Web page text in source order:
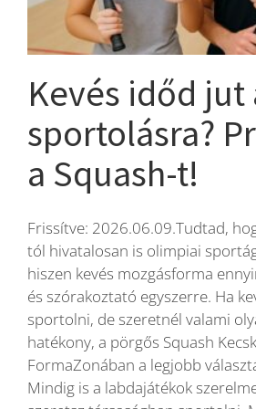
Blog
Wellness
Rólunk
Kapcsolat
Karrier
Kevés időd jut
sportolásra?
a Squash-t!
Frissítve: 2026.06.09.Tudtad,
tól hivatalosan is olimpiai
hiszen kevés mozgásforma
és szórakoztató egyszerre. Ha
sportolni, de szeretnél valami
hatékony, a pörgős Squash
FormaZonában a legjobb
Mindig is a labdajátékok